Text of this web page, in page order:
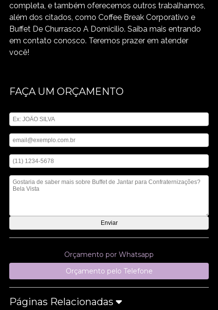
completa, e também oferecemos outros trabalhamos,
além dos citados, como Coffee Break Corporativo e
Buffet De Churrasco A Domicilio. Saiba mais entrando
em contato conosco. Teremos prazer em atender
você!
FAÇA UM ORÇAMENTO
Orçamento por Whatsapp
Orçamento pelo Telefone
Páginas Relacionadas